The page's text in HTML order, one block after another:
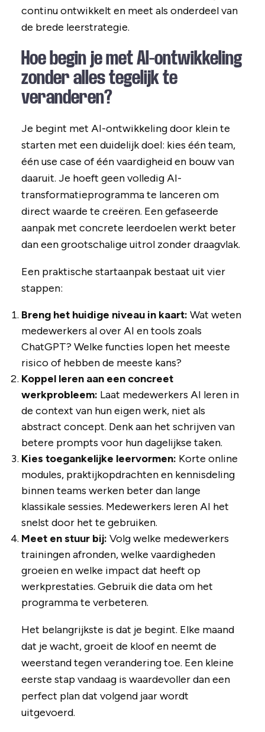
continu ontwikkelt en meet als onderdeel van
de brede leerstrategie.
Hoe begin je met AI-ontwikkeling
zonder alles tegelijk te
veranderen?
Je begint met AI-ontwikkeling door klein te
starten met een duidelijk doel: kies één team,
één use case of één vaardigheid en bouw van
daaruit. Je hoeft geen volledig AI-
transformatieprogramma te lanceren om
direct waarde te creëren. Een gefaseerde
aanpak met concrete leerdoelen werkt beter
dan een grootschalige uitrol zonder draagvlak.
Een praktische startaanpak bestaat uit vier
stappen:
Breng het huidige niveau in kaart: Wat weten
medewerkers al over AI en tools zoals
ChatGPT? Welke functies lopen het meeste
risico of hebben de meeste kans?
Koppel leren aan een concreet
werkprobleem: Laat medewerkers AI leren in
de context van hun eigen werk, niet als
abstract concept. Denk aan het schrijven van
betere prompts voor hun dagelijkse taken.
Kies toegankelijke leervormen: Korte online
modules, praktijkopdrachten en kennisdeling
binnen teams werken beter dan lange
klassikale sessies. Medewerkers leren AI het
snelst door het te gebruiken.
Meet en stuur bij: Volg welke medewerkers
trainingen afronden, welke vaardigheden
groeien en welke impact dat heeft op
werkprestaties. Gebruik die data om het
programma te verbeteren.
Het belangrijkste is dat je begint. Elke maand
dat je wacht, groeit de kloof en neemt de
weerstand tegen verandering toe. Een kleine
eerste stap vandaag is waardevoller dan een
perfect plan dat volgend jaar wordt
uitgevoerd.